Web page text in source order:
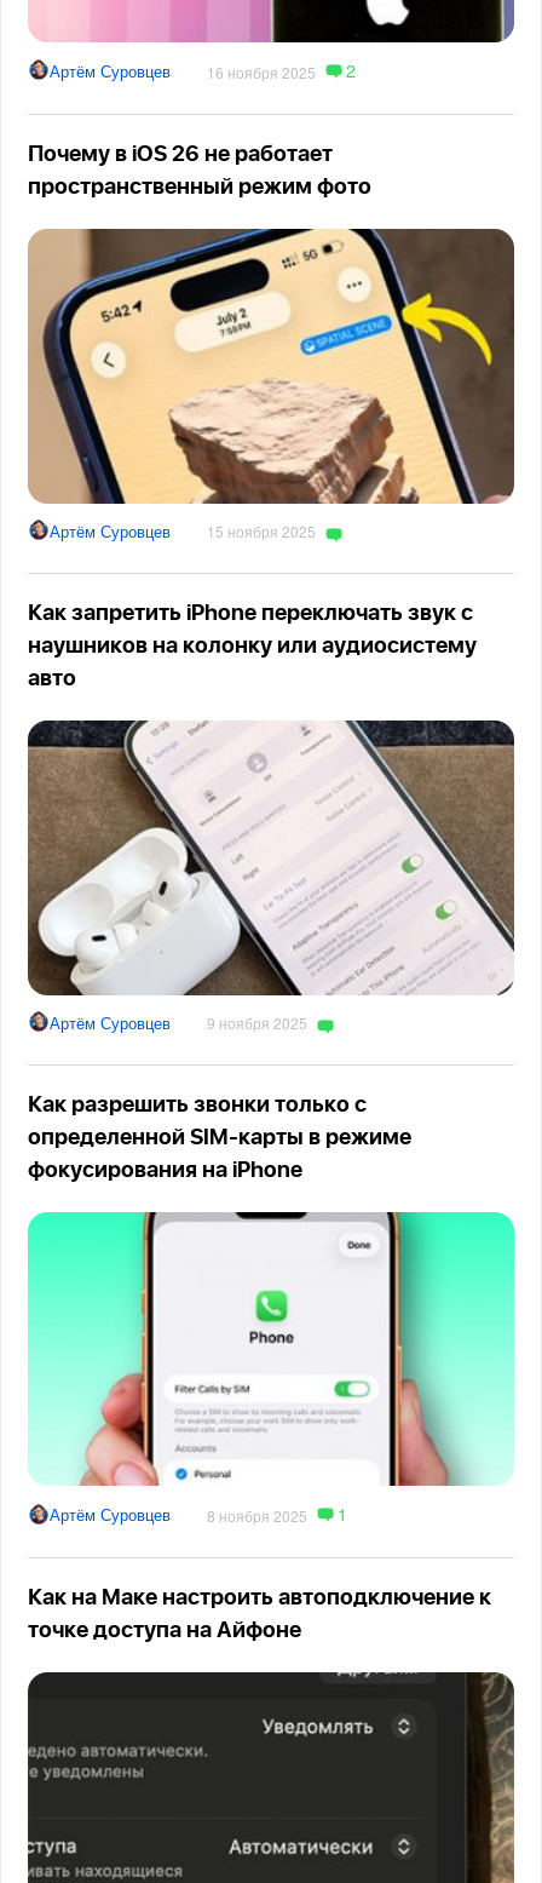
Артём Суровцев 16 ноября 2025 2
Почему в iOS 26 не работает
пространственный режим фото
Артём Суровцев 15 ноября 2025
Как запретить iPhone переключать звук с
наушников на колонку или аудиосистему
авто
Артём Суровцев 9 ноября 2025
Как разрешить звонки только с
определенной SIM-карты в режиме
фокусирования на iPhone
Артём Суровцев 8 ноября 2025 1
Как на Маке настроить автоподключение к
точке доступа на Айфоне